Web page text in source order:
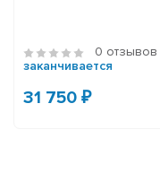
0 отзывов
заканчивается
31 750 ₽